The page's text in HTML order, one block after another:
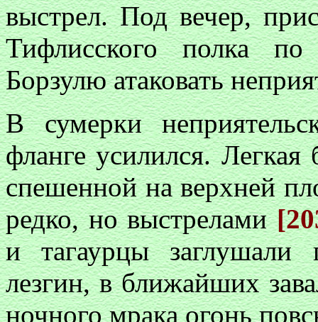
выстрел. Под вечер,
Тифлисского полка по
Борзулю атаковать
В сумерки
фланге усилился.
спешенной на верхней
редко, но выстрелами
и тагаурцы заглушали
лезгин, в ближайших
ночного мрака огонь